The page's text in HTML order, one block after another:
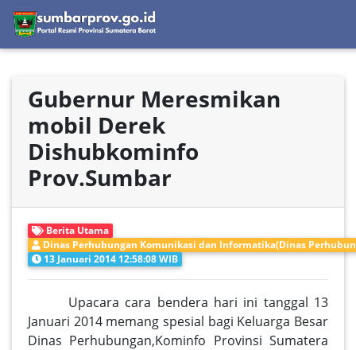
Gubernur Meresmikan
mobil Derek
Dishubkominfo
Prov.Sumbar
Berita Utama
Dinas Perhubungan Komunikasi dan Informatika(Dinas
13 Januari 2014 12:58:08 WIB
Upacara cara bendera hari ini tanggal 13
Januari 2014 memang spesial bagi Keluarga Besar
Dinas Perhubungan,Kominfo Provinsi Sumatera